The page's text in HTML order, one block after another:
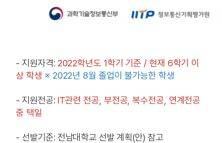
- 지원자격: 2022학년도 1학기 기준 / 현재 6학기 이
상 학생 ※ 2022년 8월 졸업이 불가능한 학생
- 지원전공: IT관련 전공, 부전공, 복수전공, 연계전공
중 택일
- 선발기준: 전남대학교 선발 계획(안) 참고